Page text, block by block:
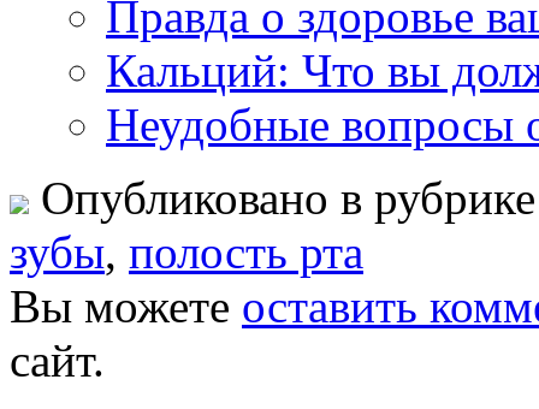
Правда о здоровье
Кальций: Что вы
Неудобные вопросы
Опубликовано в
зубы, полость рта
Вы можете оставить
сайт.